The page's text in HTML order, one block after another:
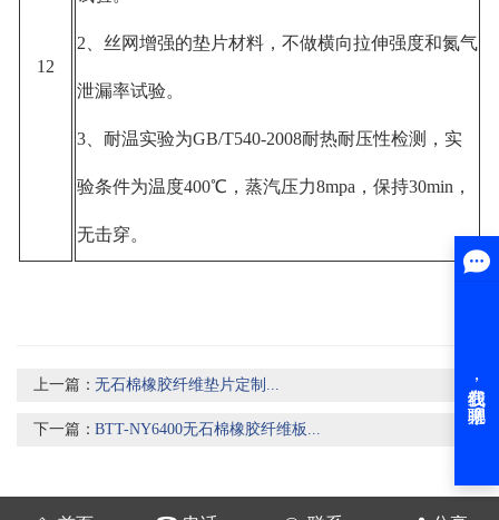
12
2、丝网增强的垫片材料，不做横向拉伸强度和氮气
泄漏率试验。
3、耐温实验为GB/T540-2008耐热耐压性检测，实
验条件为温度400℃，蒸汽压力8mpa，保持30min，
无击穿。
上一篇：无石棉橡胶纤维垫片定制...
下一篇：BTT-NY6400无石棉橡胶纤维板...